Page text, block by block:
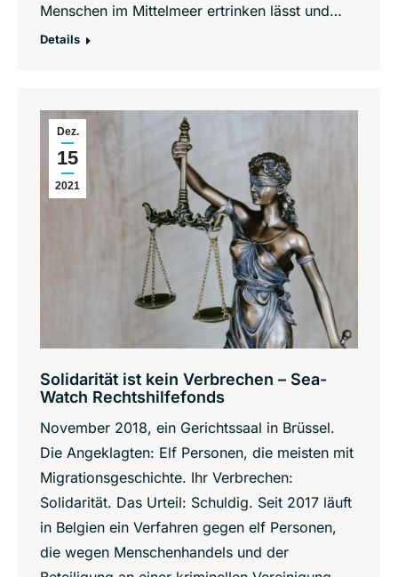
Menschen im Mittelmeer ertrinken lässt und…
Details
Dez.
15
2021
Solidarität ist kein Verbrechen – Sea-
Watch Rechtshilfefonds
November 2018, ein Gerichtssaal in Brüssel.
Die Angeklagten: Elf Personen, die meisten mit
Migrationsgeschichte. Ihr Verbrechen:
Solidarität. Das Urteil: Schuldig. Seit 2017 läuft
in Belgien ein Verfahren gegen elf Personen,
die wegen Menschenhandels und der